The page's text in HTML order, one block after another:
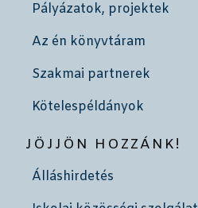
Pályázatok, projektek
Az én könyvtáram
Szakmai partnerek
Kötelespéldányok
JÖJJÖN HOZZÁNK!
Álláshirdetés